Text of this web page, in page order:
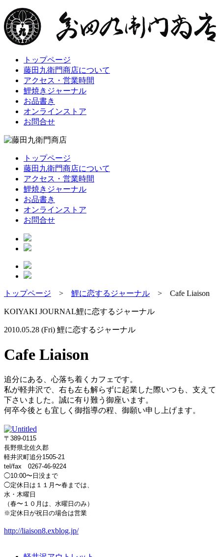
トップページ
藤田九衛門商店について
アクセス・営業時間
鯉焼きジャーナル
お品書き
オンラインストア
お問合せ
トップページ
藤田九衛門商店について
アクセス・営業時間
鯉焼きジャーナル
お品書き
オンラインストア
お問合せ
トップページ > 鯉に恋するジャーナル > Cafe Liaison
KOIYAKI JOURNAL鯉に恋するジャーナル
2010.05.28 (Fri) 鯉に恋するジャーナル
Cafe Liaison
追分にある、心落ち着くカフェです。
私が軽井沢で、右も左も解らずに起業した際いつも、支えて
下さいました。誠に有り難う御座います。
何卒今後とも宜しく御指導の程、御願い申し上げます。
〒389-0115
長野県北佐久郡
軽井沢町追分1505-21
tel/fax 0267-46-9224
◯10:00〜日没まで
◯定休日は１１月〜春までは、
水・木曜日
（春〜１０月は、水曜日のみ）
※定休日が祝日の場合は営業
http://liaison8.exblog.jp/